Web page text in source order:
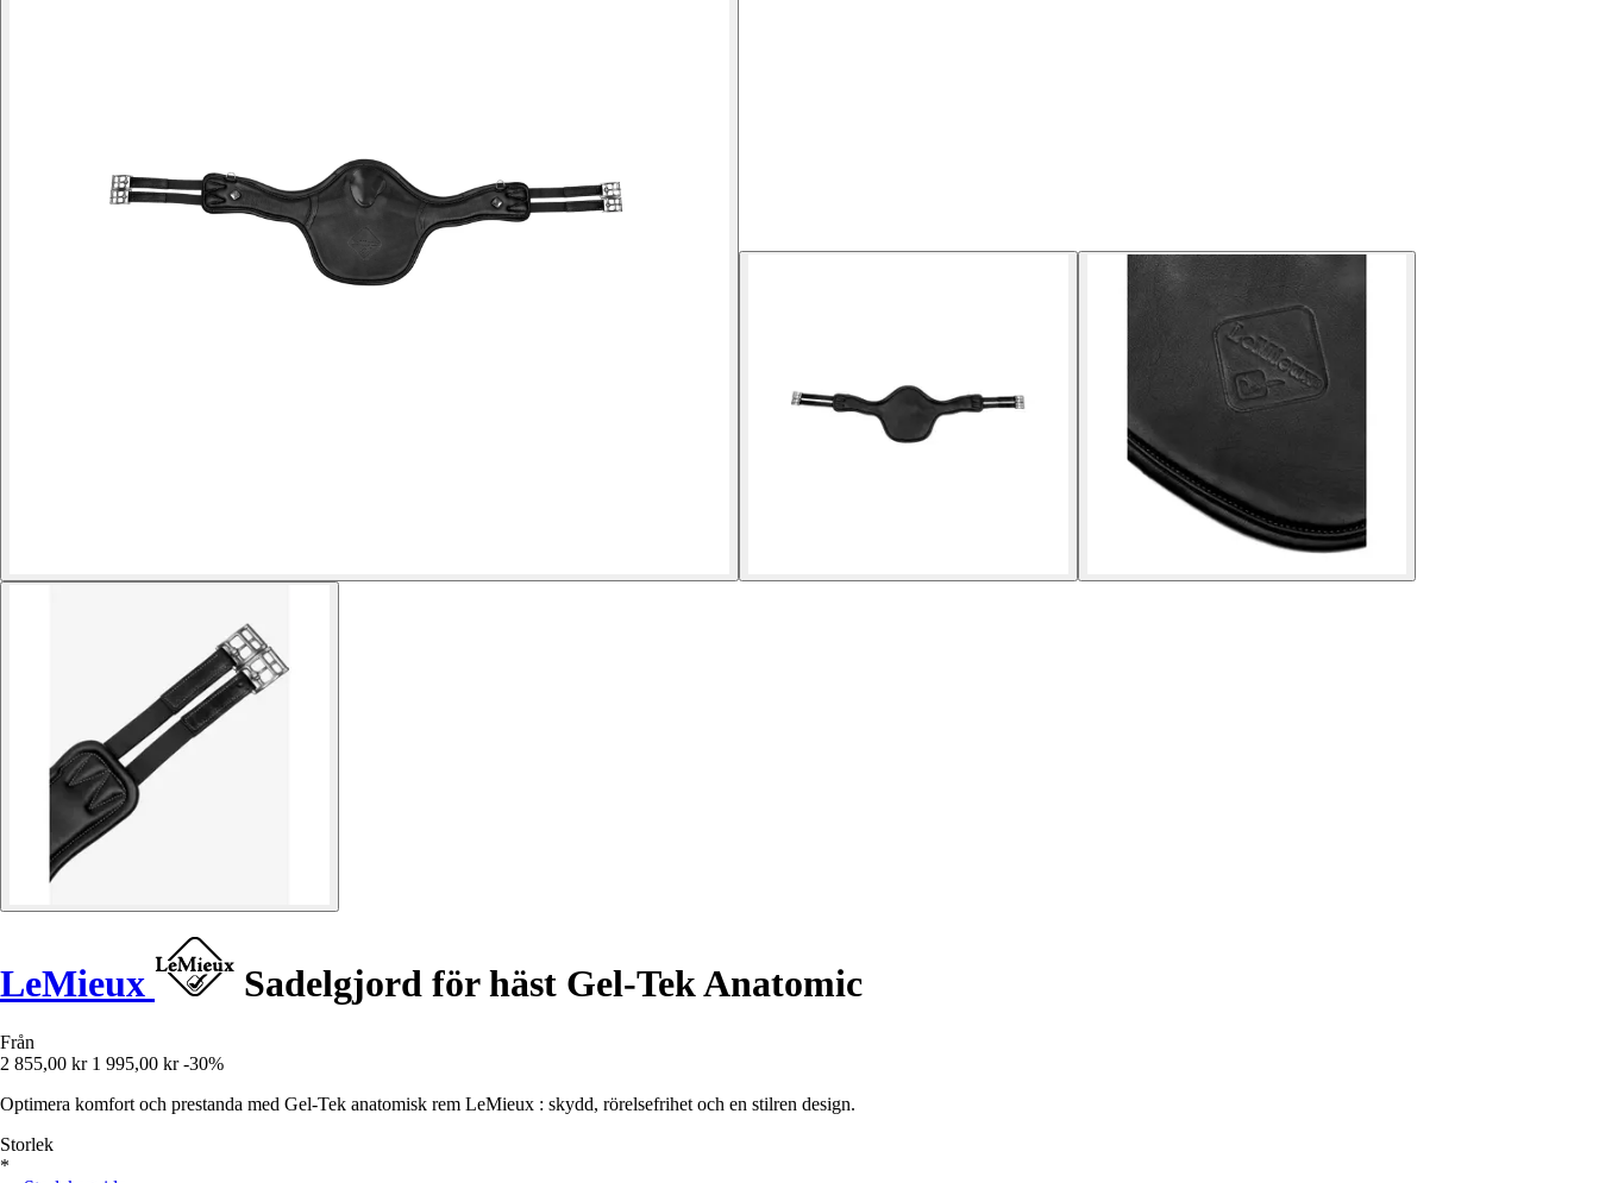
LeMieux Sadelgjord för häst Gel-Tek Anatomic
Från
2 855,00 kr 1 995,00 kr -30%
Optimera komfort och prestanda med Gel-Tek anatomisk rem LeMieux : skydd, rörelsefrihet och en stilren design.
Storlek
*